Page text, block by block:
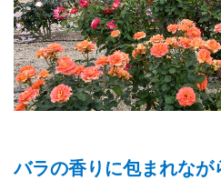
バラの香りに包まれな